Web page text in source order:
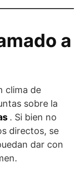
a
clima de
sobre la
. Si bien no
directos, se
dar con